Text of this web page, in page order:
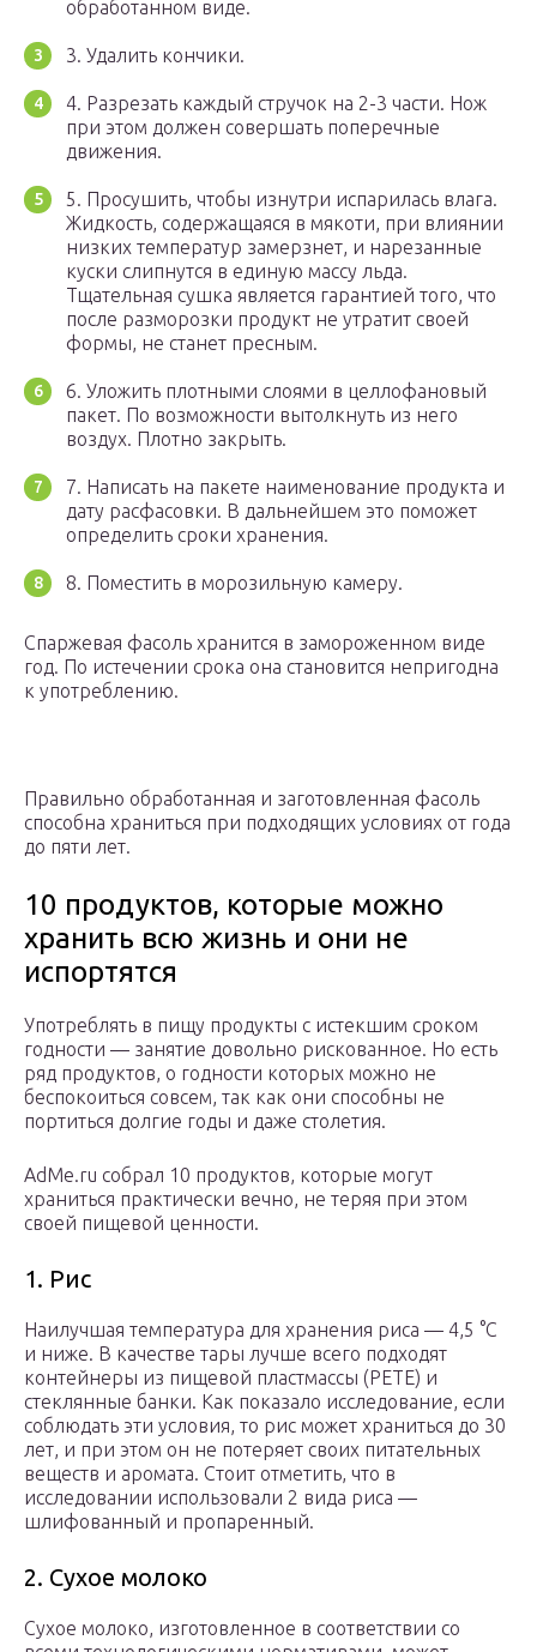
обработанном виде.
3. Удалить кончики.
4. Разрезать каждый стручок на 2-3 части. Нож
при этом должен совершать поперечные
движения.
5. Просушить, чтобы изнутри испарилась влага.
Жидкость, содержащаяся в мякоти, при влиянии
низких температур замерзнет, и нарезанные
куски слипнутся в единую массу льда.
Тщательная сушка является гарантией того, что
после разморозки продукт не утратит своей
формы, не станет пресным.
6. Уложить плотными слоями в целлофановый
пакет. По возможности вытолкнуть из него
воздух. Плотно закрыть.
7. Написать на пакете наименование продукта и
дату расфасовки. В дальнейшем это поможет
определить сроки хранения.
8. Поместить в морозильную камеру.
Спаржевая фасоль хранится в замороженном виде
год. По истечении срока она становится непригодна
к употреблению.
Правильно обработанная и заготовленная фасоль
способна храниться при подходящих условиях от года
до пяти лет.
10 продуктов, которые можно
хранить всю жизнь и они не
испортятся
Употреблять в пищу продукты с истекшим сроком
годности — занятие довольно рискованное. Но есть
ряд продуктов, о годности которых можно не
беспокоиться совсем, так как они способны не
портиться долгие годы и даже столетия.
AdMe.ru собрал 10 продуктов, которые могут
храниться практически вечно, не теряя при этом
своей пищевой ценности.
1. Рис
Наилучшая температура для хранения риса — 4,5 °C
и ниже. В качестве тары лучше всего подходят
контейнеры из пищевой пластмассы (PETE) и
стеклянные банки. Как показало исследование, если
соблюдать эти условия, то рис может храниться до 30
лет, и при этом он не потеряет своих питательных
веществ и аромата. Стоит отметить, что в
исследовании использовали 2 вида риса —
шлифованный и пропаренный.
2. Сухое молоко
Сухое молоко, изготовленное в соответствии со